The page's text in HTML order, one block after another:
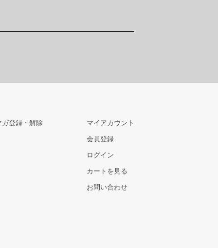
登録・解除
マイアカウント
会員登録
ログイン
カートを見る
お問い合わせ